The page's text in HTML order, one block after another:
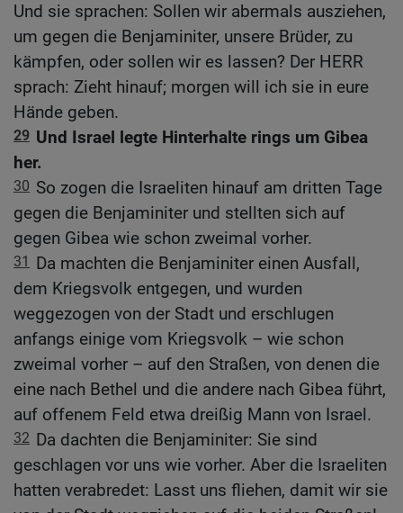
Und sie sprachen: Sollen wir abermals ausziehen,
um gegen die Benjaminiter, unsere Brüder, zu
kämpfen, oder sollen wir es lassen? Der HERR
sprach: Zieht hinauf; morgen will ich sie in eure
Hände geben.
29 Und Israel legte Hinterhalte rings um Gibea
her.
30 So zogen die Israeliten hinauf am dritten Tage
gegen die Benjaminiter und stellten sich auf
gegen Gibea wie schon zweimal vorher.
31
Da machten die Benjaminiter einen Ausfall,
dem Kriegsvolk entgegen, und wurden
weggezogen von der Stadt und erschlugen
anfangs einige vom Kriegsvolk – wie schon
zweimal vorher – auf den Straßen, von denen die
eine nach Bethel und die andere nach Gibea führt,
auf offenem Feld etwa dreißig Mann von Israel.
32 Da dachten die Benjaminiter: Sie sind
geschlagen vor uns wie vorher. Aber die Israeliten
hatten verabredet: Lasst uns fliehen, damit wir sie